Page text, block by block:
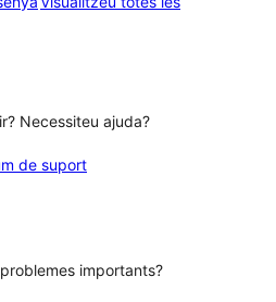
Necessiteu ajuda?
de suport
importants?